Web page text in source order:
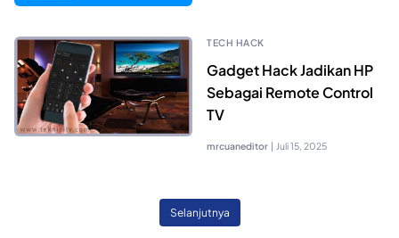
TECH HACK
Gadget Hack Jadikan HP
Sebagai Remote Control
TV
mrcuaneditor | Juli 15, 2025
Selanjutnya